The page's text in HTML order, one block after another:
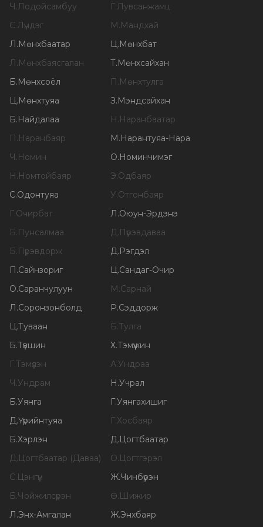
Ч.Лодойсамбуу Г.Лувсанжамц
С.Лүндэг М.Мандхай
Л.Мөнхбаатар Ц.Мөнхбат
Л.Мөнхбаясгалан Т.Мөнхсайхан
Б.Мөнхсоёл П.Мөнхтулга
Ц.Мөнхтуяа З.Мэндсайхан
Б.Найдалаа Н.Наранбаатар
П.Наранбаяр М.Нарантуяа-Нара
Ч.Номин О.Номинчимэг
Н.Номтойбаяр Э.Одбаяр
С.Одонтуяа У.Отгонбаяр
Г.Очирбат Л.Оюун-Эрдэнэ
Б.Пунсалмаа Д.Пүрэвдаваа
Б.Пүрэвдорж Д.Рэгдэл
П.Сайнзориг Ц.Сандаг-Очир
О.Саранчулуун М.Сарнай
Л.Соронзонболд Р.Сэддорж
Ц.Туваан Б.Тулга
Б.Түвшин Х.Тэмүүжин
Г.Тэмүүлэн А.Ундраа
Ч.Ундрам Н.Учрал
Б.Уянга Г.Уянгахишиг
Д.Үүрийнтуяа Г.Хосбаяр
Б.Хэрлэн Д.Цогтбаатар
Д.Цогтбаатар (Даваа) О.Цогтгэрэл
С.Цэнгүүн Ж.Чинбүрэн
Б.Чойжилсүрэн Ө.Шижир
Л.Энх-Амгалан Ж.Энхбаяр